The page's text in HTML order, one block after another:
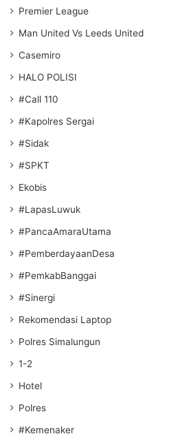
Premier League
Man United Vs Leeds United
Casemiro
HALO POLISI
#Call 110
#Kapolres Sergai
#Sidak
#SPKT
Ekobis
#LapasLuwuk
#PancaAmaraUtama
#PemberdayaanDesa
#PemkabBanggai
#Sinergi
Rekomendasi Laptop
Polres Simalungun
1-2
Hotel
Polres
#Kemenaker